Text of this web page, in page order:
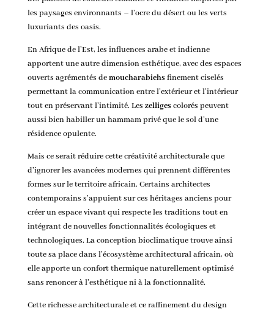
les paysages environnants – l’ocre du désert ou les verts
luxuriants des oasis.
En Afrique de l’Est, les influences arabe et indienne
apportent une autre dimension esthétique, avec des espaces
ouverts agrémentés demoucharabiehsfinement ciselés
permettant la communication entre l’extérieur et l’intérieur
tout en préservant l’intimité. Les zelligescolorés peuvent
aussi bien habiller un hammam privé que le sol d’une
résidence opulente.
Mais ce serait réduire cette créativité architecturale que
d’ignorer les avancées modernes qui prennent différentes
formes sur le territoire africain. Certains architectes
contemporains s’appuient sur ces héritages anciens pour
créer un espace vivant qui respecte les traditions tout en
intégrant de nouvelles fonctionnalités écologiques et
technologiques. La conception bioclimatique trouve ainsi
toute sa place dans l’écosystème architectural africain, où
elle apporte un confort thermique naturellement optimisé
sans renoncer à l’esthétique ni à la fonctionnalité.
Cette richesse architecturale et ce raffinement du design